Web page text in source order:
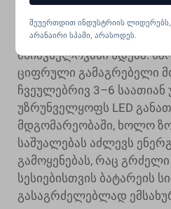
LED განათების
სიცოცხლის განხილვა
მნიშვნელოვანი ხდება.
ციფრული გამაგრებელი
ჩვეულებრივ 3–6 საათიან
უზრუნველყოფს LED
მდგომარეობაში, ხოლო
საშუალებას აძლევს
გამოყენებას, რაც გრძელი
სესიებისთვის ბატარეის
გასაგრძელებლად
შეუერთდით ინდუსტრიის
არანაირი სპამი, არასოდეს.